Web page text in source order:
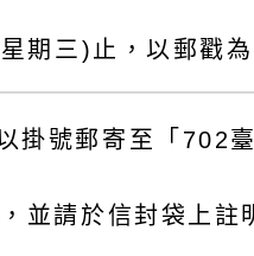
期三)止，以郵戳
掛號郵寄至「702
並請於信封袋上註